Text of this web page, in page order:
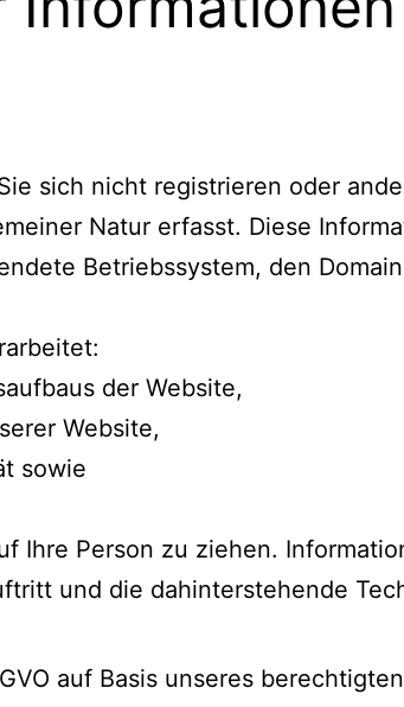
sich nicht registrieren oder
Natur erfasst. Diese
Betriebssystem, den
der Website,
Website,
sowie
Ihre Person zu ziehen.
und die dahinterstehende
auf Basis unseres